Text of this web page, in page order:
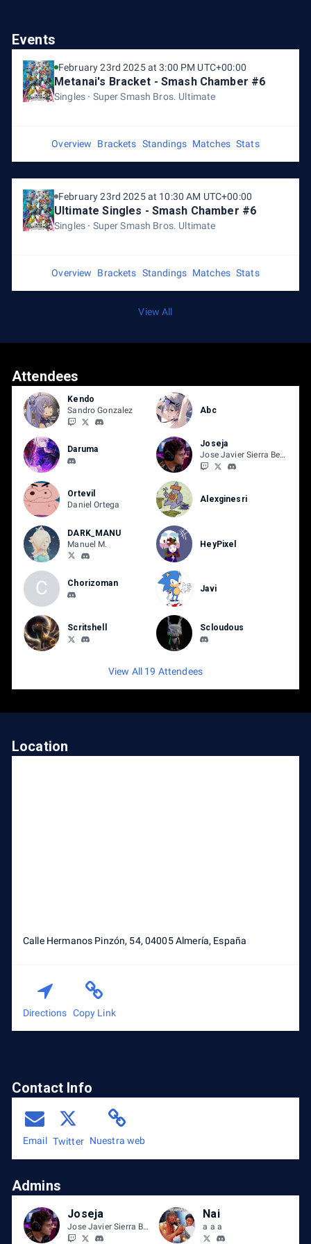
Events
February 23rd 2025 at 3:00 PM UTC+00:00
Metanai's Bracket - Smash Chamber #6
Singles Super Smash Bros. Ultimate
Overview Brackets Standings Matches Stats
February 23rd 2025 at 10:30 AM UTC+00:00
Ultimate Singles - Smash Chamber #6
Singles Super Smash Bros. Ultimate
Overview Brackets Standings Matches Stats
View All
Attendees
Kendo
Sandro Gonzalez
Abc
Daruma
Joseja
Jose Javier Sierra Berdún
Ortevil
Daniel Ortega
Alexginesri
DARK_MANU
Manuel M.
HeyPixel
C Chorizoman
Javi
Scritshell Scloudous
View All 19 Attendees
Location
Calle Hermanos Pinzón, 54, 04005 Almería, España
Directions Copy Link
Contact Info
Email Twitter Nuestra web
Admins
Joseja
Jose Javier Sierra Berdún
Nai
a a a